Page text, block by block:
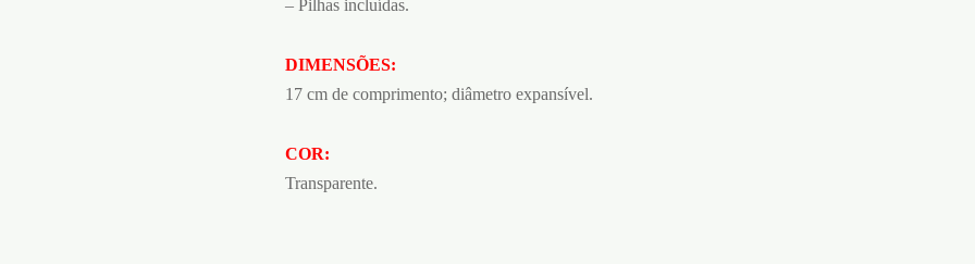
– Pilhas incluídas.
DIMENSÕES:
17 cm de comprimento; diâmetro expansível.
COR:
Transparente.